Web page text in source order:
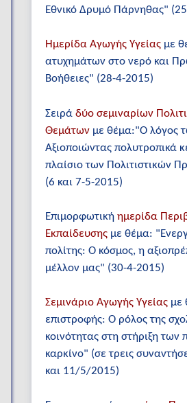
Εθνικό Δρυμό Πάρνηθας"
Ημερίδα Αγωγής Υγείας με
ατυχημάτων στο νερό και
Βοήθειες" (28-4-2015)
Σειρά δύο σεμιναρίων
Θεμάτων με θέμα:"Ο λόγος
Αξιοποιώντας πολυτροπικά
πλαίσιο των Πολιτιστικών
(6 και 7-5-2015)
Επιμορφωτική ημερίδα
Εκπαίδευσης με θέμα:
πολίτης: Ο κόσμος, η
μέλλον μας" (30-4-2015)
Σεμινάριο Αγωγής Υγείας με
επιστροφής: Ο ρόλος της
κοινότητας στη στήριξη των
καρκίνο" (σε τρεις
και 11/5/2015)